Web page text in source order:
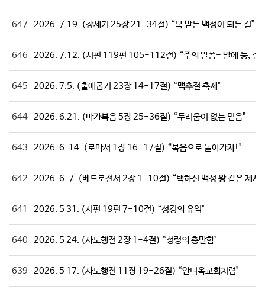
647 2026. 7.19. (창세기 25장 21-34절) “복 받는 백성이 되는 길"
646 2026. 7.12. (시편 119편 105-112절) “주의 말씀- 발에 등, 길
645 2026. 7.5. (출애굽기 23장 14-17절) “맥추절 축제"
644 2026. 6.21. (마가복음 5장 25-36절) “두려움이 없는 믿음"
643 2026. 6. 14. (로마서 1장 16-17절) “복음으로 돌아가자!"
642 2026. 6. 7. (베드로전서 2장 1-10절) “택하신 백성 왕 같은 제사
641 2026. 5 31. (시편 19편 7-10절) “성경의 유익"
640 2026. 5 24. (사도행전 2장 1-4절) “성령의 충만함"
639 2026. 5 17. (사도행전 11장 19-26절) “안디옥교회처럼"